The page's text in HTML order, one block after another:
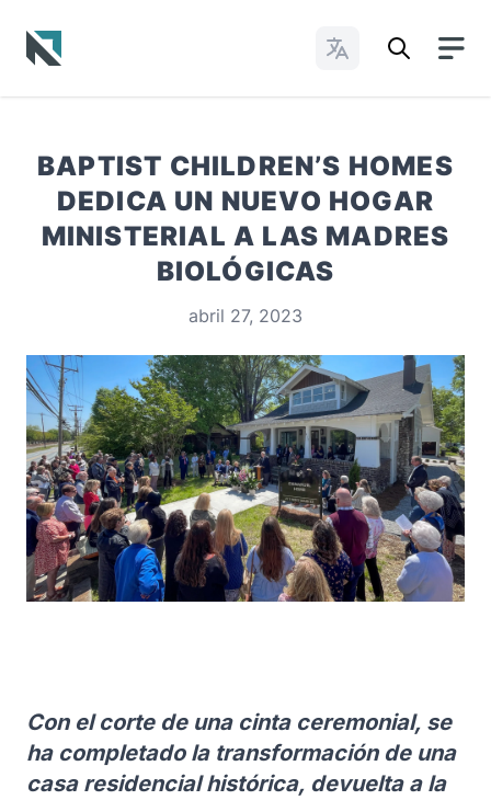
Cambiar idioma
BAPTIST CHILDREN’S HOMES
DEDICA UN NUEVO HOGAR
MINISTERIAL A LAS MADRES
BIOLÓGICAS
abril 27, 2023
Con el corte de una cinta ceremonial, se
ha completado la transformación de una
casa residencial histórica, devuelta a la